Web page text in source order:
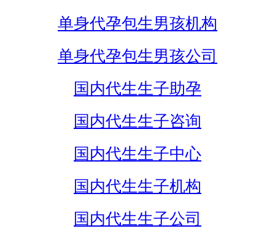
单身代孕包生男孩机构
单身代孕包生男孩公司
国内代生生子助孕
国内代生生子咨询
国内代生生子中心
国内代生生子机构
国内代生生子公司